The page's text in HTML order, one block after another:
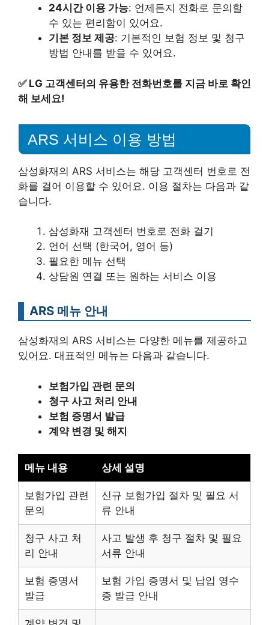
24시간 이용 가능: 언제든지 전화로 문의할
수 있는 편리함이 있어요.
기본 정보 제공: 기본적인 보험 정보 및 청구
방법 안내를 받을 수 있어요.
✅ LG 고객센터의 유용한 전화번호를 지금 바로 확인
해 보세요!
ARS 서비스 이용 방법
삼성화재의 ARS 서비스는 해당 고객센터 번호로 전
화를 걸어 이용할 수 있어요. 이용 절차는 다음과 같
습니다.
삼성화재 고객센터 번호로 전화 걸기
언어 선택 (한국어, 영어 등)
필요한 메뉴 선택
상담원 연결 또는 원하는 서비스 이용
ARS 메뉴 안내
삼성화재의 ARS 서비스는 다양한 메뉴를 제공하고
있어요. 대표적인 메뉴는 다음과 같습니다.
보험가입 관련 문의
청구 사고 처리 안내
보험 증명서 발급
계약 변경 및 해지
메뉴 내용 상세 설명
보험가입 관련
문의
신규 보험가입 절차 및 필요 서
류 안내
청구 사고 처
리 안내
사고 발생 후 청구 절차 및 필요
서류 안내
보험 증명서
발급
보험 가입 증명서 및 납입 영수
증 발급 안내